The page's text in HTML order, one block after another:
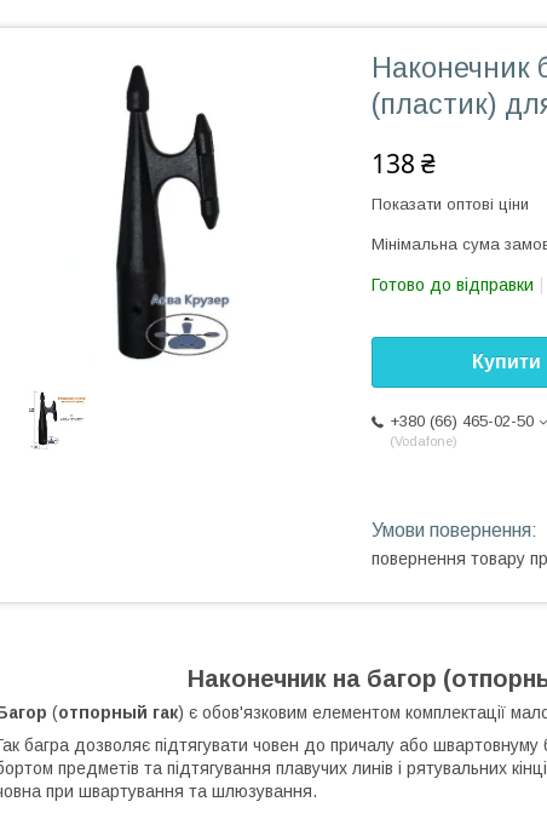
Наконечник
(пластик)
138 ₴
Показати оптові ціни
Мінімальна сума
Готово до відправки
Купити
+380 (66) 465-02-50
Vodafone
повернення товару
Наконечник на багор
(отпорный гак) є обов'язковим елементом комплектації
багра дозволяє підтягувати човен до причалу або
предметів та підтягування плавучих линів і рятувальних
при швартування та шлюзування.